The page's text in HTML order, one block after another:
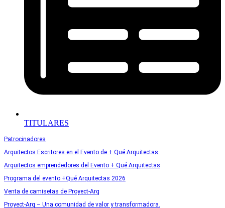
TITULARES
Patrocinadores
Arquitectos Escritores en el Evento de + Qué Arquitectas.
Arquitectos emprendedores del Evento + Qué Arquitectas
Programa del evento +Qué Arquitectas 2026
Venta de camisetas de Proyect-Arq
Proyect-Arq – Una comunidad de valor y transformadora.